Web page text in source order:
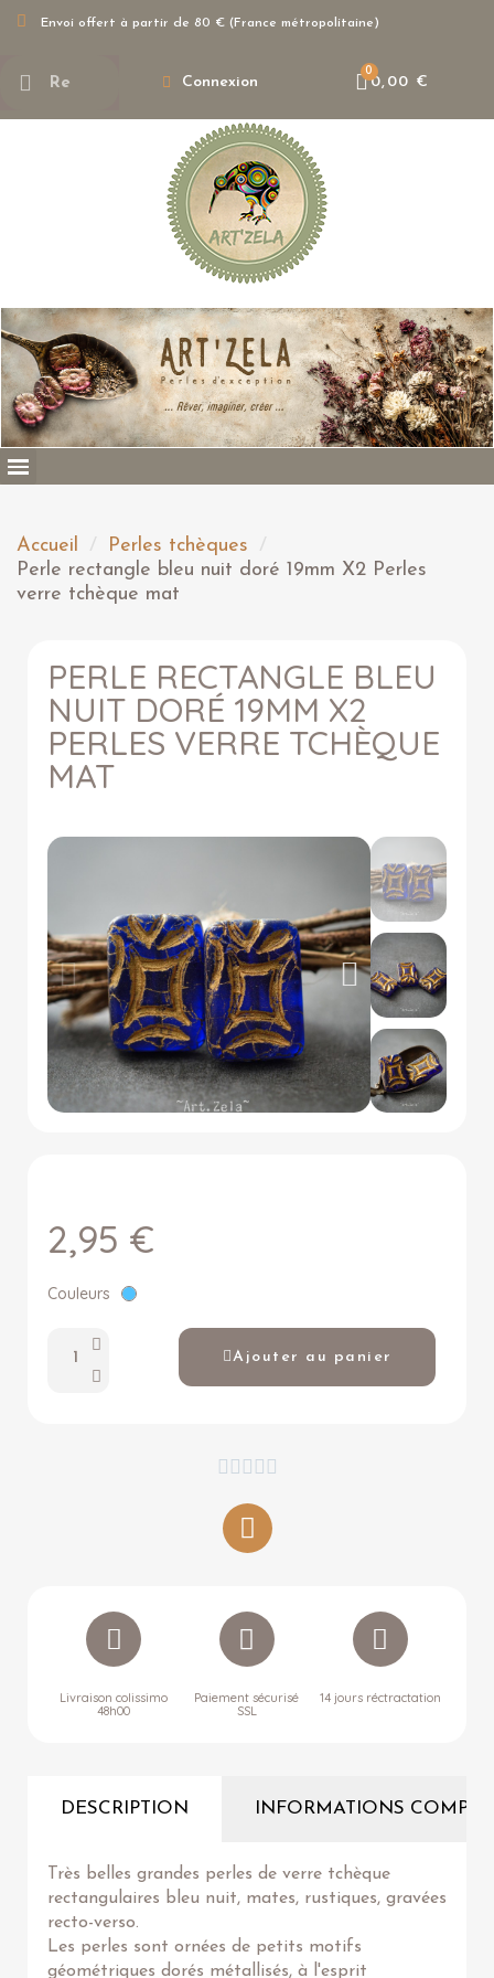
Envoi offert à partir de 80 € (France métropolitaine)
Connexion 0,00 €
Accueil
Perles tchèques
Perle rectangle bleu nuit doré 19mm X2 Perles
verre tchèque mat
PERLE RECTANGLE BLEU
NUIT DORÉ 19MM X2
PERLES VERRE TCHÈQUE
MAT
2,95 €
Couleurs
Ajouter au panier
    
Livraison colissimo
48h00
Paiement sécurisé
SSL
14 jours réctractation
DESCRIPTION INFORMATIONS
Très belles grandes perles de verre tchèque
rectangulaires bleu nuit, mates, rustiques, gravées
recto-verso.
Les perles sont ornées de petits motifs
géométriques dorés métallisés, à l'esprit